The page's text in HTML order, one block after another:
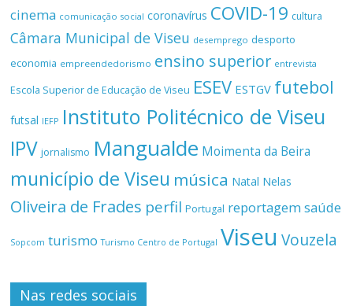
cinema comunicação social coronavírus COVID-19 cultura
Câmara Municipal de Viseu desemprego desporto
economia empreendedorismo ensino superior entrevista
Escola Superior de Educação de Viseu ESEV ESTGV futebol
futsal IEFP Instituto Politécnico de Viseu
IPV jornalismo Mangualde Moimenta da Beira
município de Viseu música Natal Nelas
Oliveira de Frades perfil Portugal reportagemsaúde
Sopcom turismo Turismo Centro de Portugal Viseu Vouzela
Nas redes sociais